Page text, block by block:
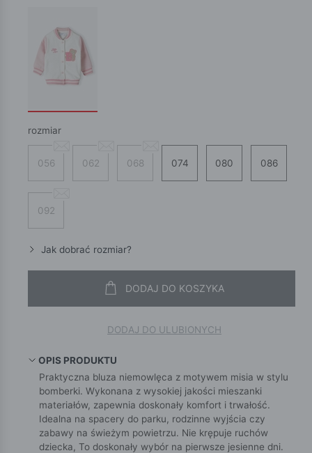
rozmiar
056 062 068 074 080 086
092
Jak dobrać rozmiar?
DODAJ DO KOSZYKA
DODAJ DO ULUBIONYCH
OPIS PRODUKTU
Praktyczna bluza niemowlęca z motywem misia w stylu
bomberki. Wykonana z wysokiej jakości mieszanki
materiałów, zapewnia doskonały komfort i trwałość.
Idealna na spacery do parku, rodzinne wyjścia czy
zabawy na świeżym powietrzu. Nie krępuje ruchów
dziecka, To doskonały wybór na pierwsze jesienne dni.